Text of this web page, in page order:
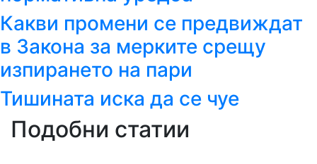
Какви промени се предвиждат
в Закона за мерките срещу
изпирането на пари
Тишината иска да се чуе
Подобни статии